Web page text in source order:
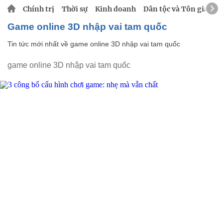
Chính trị Thời sự Kinh doanh Dân tộc và Tôn giáo
game online 3D nhập vai tam quốc
Tin tức mới nhất về game online 3D nhập vai tam quốc
game online 3D nhập vai tam quốc